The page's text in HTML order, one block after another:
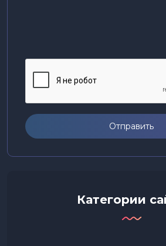
Отправить
Категории